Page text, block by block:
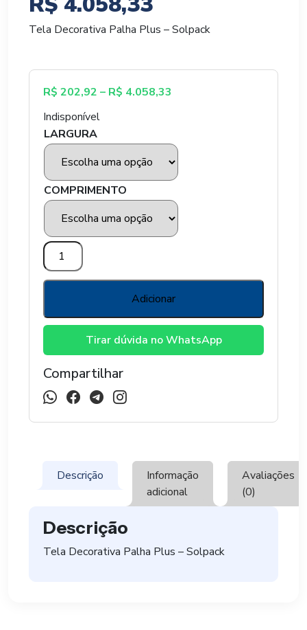
de
preço:
R$ 202,92
através
R$ 4.058,33
Tela Decorativa Palha Plus – Solpack
R$ 202,92 – R$ 4.058,33
R$ 202,92
através
R$ 4.058,33
Indisponível
LARGURA
COMPRIMENTO
TELA
DECORATIVA
PALHA
-
SOLPACK
quantidade
Adicionar
Tirar dúvida no WhatsApp
Compartilhar
Descrição
Informação
adicional
Avaliações
(0)
Descrição
Tela Decorativa Palha Plus – Solpack